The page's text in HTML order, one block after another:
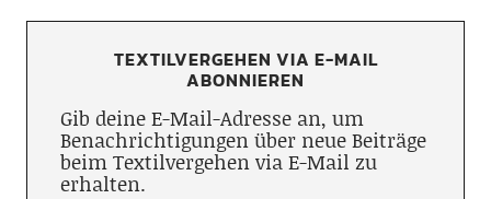
TEXTILVERGEHEN VIA E-MAIL
ABONNIEREN
Gib deine E-Mail-Adresse an, um
Benachrichtigungen über neue Beiträge
beim Textilvergehen via E-Mail zu
erhalten.